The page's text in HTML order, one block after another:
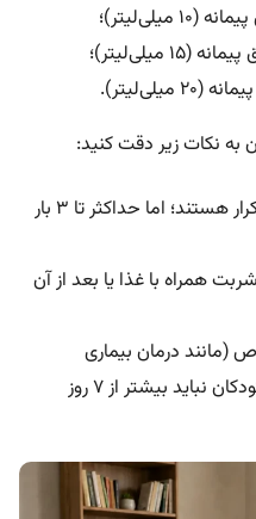
به نکات زیر دقت کنید:
دُزهای بالا درصورت نیاز قابل‌تکرار هستند؛ اما حداکثر تا ۳ بار
همراه با غذا یا بعد از آن
(مانند درمان بیماری
استیل)، مصرف این دارو در کودکان نباید بیشتر از ۷ روز